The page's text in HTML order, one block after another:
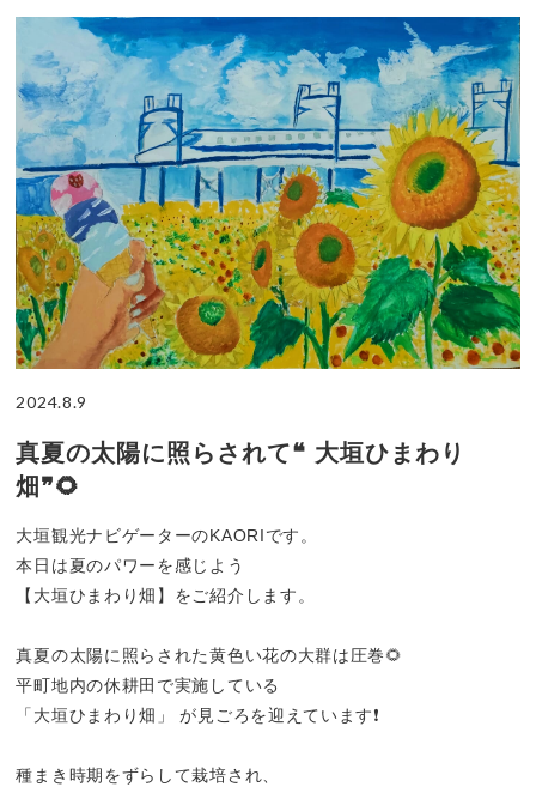
2024.8.9
真夏の太陽に照らされて❝ 大垣ひまわり
畑❞🌻
大垣観光ナビゲーターのKAORIです。
本日は夏のパワーを感じよう
【大垣ひまわり畑】をご紹介します。
真夏の太陽に照らされた黄色い花の大群は圧巻🌻
平町地内の休耕田で実施している
「大垣ひまわり畑」 が見ごろを迎えています❗️
種まき時期をずらして栽培され、